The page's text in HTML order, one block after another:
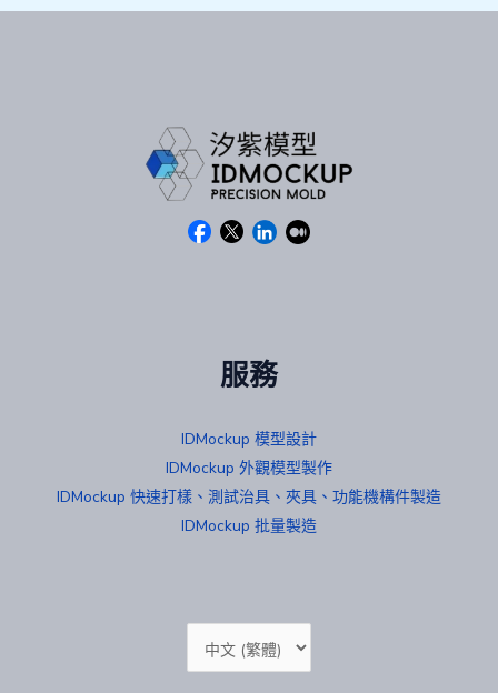
服務
IDMockup 模型設計
IDMockup 外觀模型製作
IDMockup 快速打樣、測試治具、夾具、功能機構件製造
IDMockup 批量製造
Choose
a